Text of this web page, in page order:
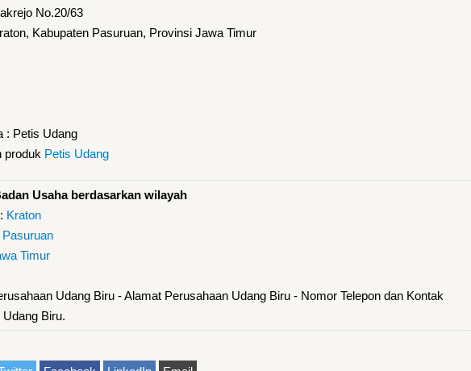
No.20/63
Kabupaten Pasuruan, Provinsi Jawa Timur
: Petis Udang
produk Petis Udang
Usaha berdasarkan wilayah
Kraton
Pasuruan
Timur
Udang Biru - Alamat Perusahaan Udang Biru - Nomor Telepon dan Kontak
Biru.